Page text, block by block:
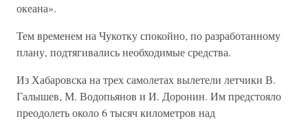
океана».
Тем временем на Чукотку спокойно, по разработанному
плану, подтягивались необходимые средства.
Из Хабаровска на трех самолетах вылетели летчики В.
Галышев, М. Водопьянов и И. Доронин. Им предстояло
преодолеть около 6 тысяч километров над